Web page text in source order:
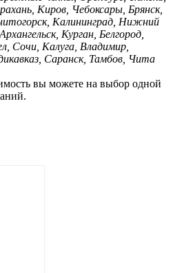
Киров, Чебоксары, Брянск,
Калининград, Нижний
Курган, Белгород,
Сочи, Калуга, Владимир,
Саранск, Тамбов, Чита
вы можете на выбор одной